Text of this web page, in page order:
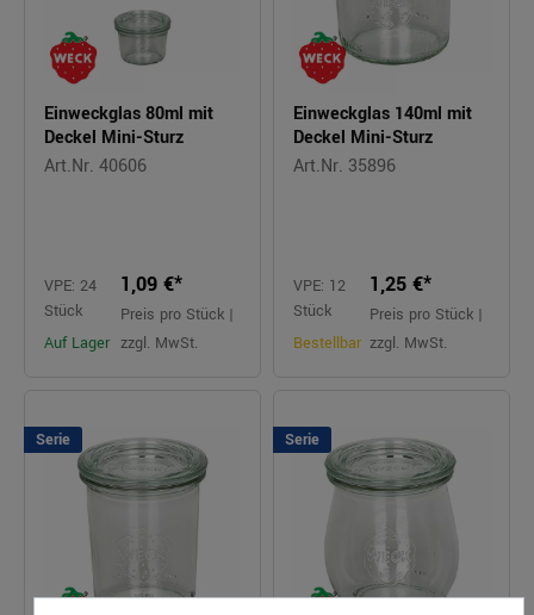
Einweckglas 80ml mit
Deckel Mini-Sturz
Art.Nr. 40606
VPE: 24
Stück
Auf Lager
1,09 €*
Preis pro Stück |
zzgl. MwSt.
Einweckglas 140ml mit
Deckel Mini-Sturz
Art.Nr. 35896
VPE: 12
Stück
Bestellbar
1,25 €*
Preis pro Stück |
zzgl. MwSt.
Serie Serie